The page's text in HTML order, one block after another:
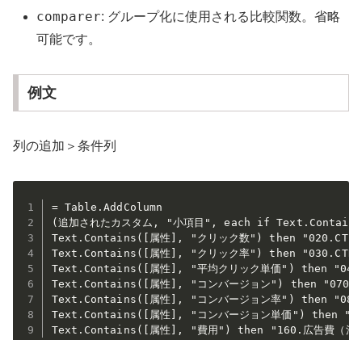
comparer: グループ化に使用される比較関数。省略
可能です。
例文
列の追加＞条件列
= Table.AddColumn
(追加されたカスタム, "小項目", each if
Text.Contains([属性], "クリック数") then
Text.Contains([属性], "クリック率") then
Text.Contains([属性], "平均クリック単価") then
Text.Contains([属性], "コンバージョン") then
Text.Contains([属性], "コンバージョン率") then
Text.Contains([属性], "コンバージョン単価") then
Text.Contains([属性], "費用") then "160.広告費（